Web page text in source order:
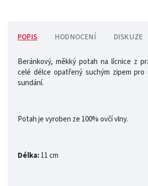
POPIS HODNOCENÍ DISKUZE
Beránkový, měkký potah na lícnice z
celé délce opatřený suchým zipem pro
sundání.
Potah je vyroben ze 100% ovčí vlny.
Délka:11 cm